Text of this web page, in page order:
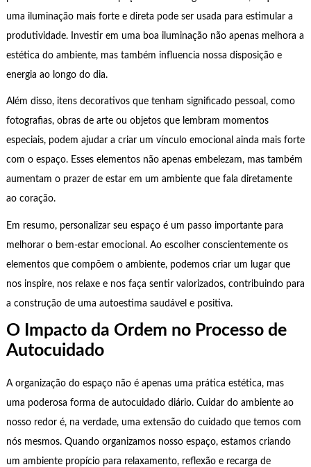
uma iluminação mais forte e direta pode ser usada para estimular a
produtividade. Investir em uma boa iluminação não apenas melhora a
estética do ambiente, mas também influencia nossa disposição e
energia ao longo do dia.
Além disso, itens decorativos que tenham significado pessoal, como
fotografias, obras de arte ou objetos que lembram momentos
especiais, podem ajudar a criar um vínculo emocional ainda mais forte
com o espaço. Esses elementos não apenas embelezam, mas também
aumentam o prazer de estar em um ambiente que fala diretamente
ao coração.
Em resumo, personalizar seu espaço é um passo importante para
melhorar o bem-estar emocional. Ao escolher conscientemente os
elementos que compõem o ambiente, podemos criar um lugar que
nos inspire, nos relaxe e nos faça sentir valorizados, contribuindo para
a construção de uma autoestima saudável e positiva.
O Impacto da Ordem no Processo de
Autocuidado
A organização do espaço não é apenas uma prática estética, mas
uma poderosa forma de autocuidado diário. Cuidar do ambiente ao
nosso redor é, na verdade, uma extensão do cuidado que temos com
nós mesmos. Quando organizamos nosso espaço, estamos criando
um ambiente propício para relaxamento, reflexão e recarga de